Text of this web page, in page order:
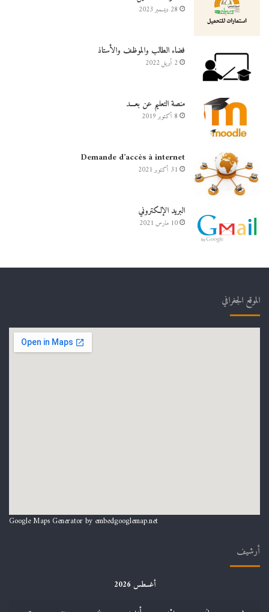
28 ديسمبر 2023
فضاء الطالب والموظف والأستاذ
2 أبريل 2022
منصة التعليم عن بعـــد
8 أكتوبر 2019
Demande d’accès à internet
31 أكتوبر 2021
البريد الإلكتروني
10 مارس 2021
الموقع الجغرافي
Google Maps Generator by embedgooglemap.net
أرشيف
أغسطس 2026